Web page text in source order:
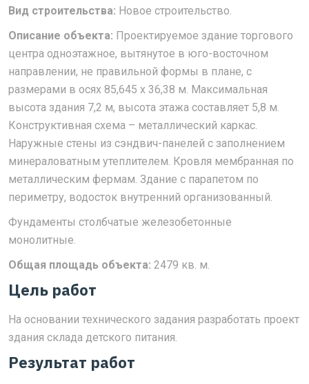
Вид строительства: Новое строительство.
Описание объекта: Проектируемое здание торгового
центра одноэтажное, вытянутое в юго-восточном
направлении, не правильной формы в плане, с
размерами в осях 85,645 x 36,38 м. Максимальная
высота здания 7,2 м, высота этажа составляет 5,8 м.
Конструктивная схема – металлический каркас.
Наружные стены из сэндвич-панелей с заполнением
минераловатным утеплителем. Кровля мембранная по
металлическим фермам. Здание с парапетом по
периметру, водосток внутренний организованный.
Фундаменты столбчатые железобетонные
монолитные.
Общая площадь объекта: 2479 кв. м.
Цель работ
На основании технического задания разработать проект
здания склада детского питания.
Результат работ